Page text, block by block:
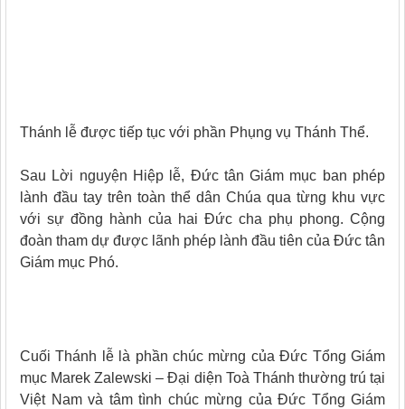
Thánh lễ được tiếp tục với phần Phụng vụ Thánh Thể.
Sau Lời nguyện Hiệp lễ, Đức tân Giám mục ban phép
lành đầu tay trên toàn thể dân Chúa qua từng khu vực
với sự đồng hành của hai Đức cha phụ phong. Cộng
đoàn tham dự được lãnh phép lành đầu tiên của Đức tân
Giám mục Phó.
Cuối Thánh lễ là phần chúc mừng của Đức Tổng Giám
mục Marek Zalewski – Đại diện Toà Thánh thường trú tại
Việt Nam và tâm tình chúc mừng của Đức Tổng Giám